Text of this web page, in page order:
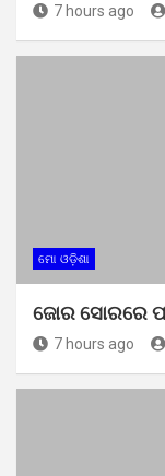
7 hours ago
ମୋ ଓଡ଼ିଶା
ଜୋର ସୋରରେ
7 hours ago